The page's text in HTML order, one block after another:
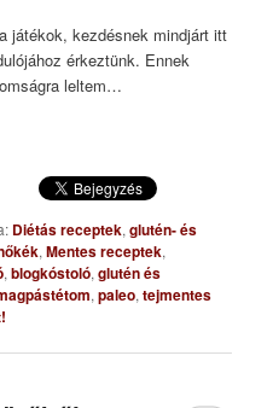
játékok, kezdésnek mindjárt itt
érkeztünk. Ennek
leltem…
Diétás receptek,glutén- és
,Mentes receptek,
,blogkóstoló,glutén és
,paleo,tejmentes